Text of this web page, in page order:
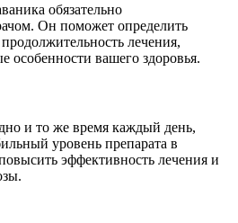
обязательно
Он поможет определить
лечения,
особенности вашего здоровья.
и то же время каждый день,
уровень препарата в
эффективность лечения и